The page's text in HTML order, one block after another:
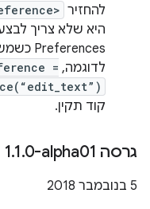
להחזיר
היא שלא צריך
לדוגמה, =
קוד תקין.
גרסה ‎1 .1.0-alpha01
‫5 בנובמבר 2018